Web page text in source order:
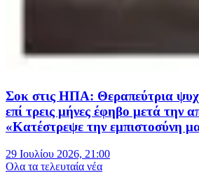
Σοκ στις ΗΠΑ: Θεραπεύτρια
επί τρεις μήνες έφηβο μετά την
«Κατέστρεψε την εμπιστοσύνη
29 Ιουλίου 2026, 21:00
Oλα τα τελευταία νέα